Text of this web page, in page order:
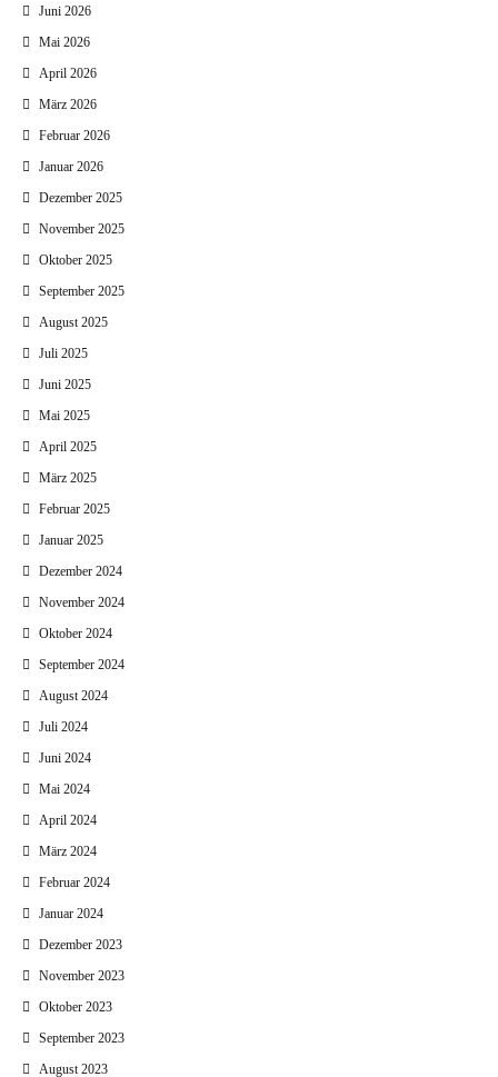
Juni 2026
Mai 2026
April 2026
März 2026
Februar 2026
Januar 2026
Dezember 2025
November 2025
Oktober 2025
September 2025
August 2025
Juli 2025
Juni 2025
Mai 2025
April 2025
März 2025
Februar 2025
Januar 2025
Dezember 2024
November 2024
Oktober 2024
September 2024
August 2024
Juli 2024
Juni 2024
Mai 2024
April 2024
März 2024
Februar 2024
Januar 2024
Dezember 2023
November 2023
Oktober 2023
September 2023
August 2023